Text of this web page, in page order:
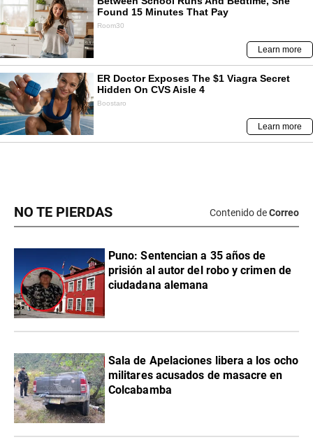
NO TE PIERDAS Contenido deCorreo
Puno: Sentencian a 35 años de
prisión al autor del robo y crimen de
ciudadana alemana
Sala de Apelaciones libera a los ocho
militares acusados de masacre en
Colcabamba